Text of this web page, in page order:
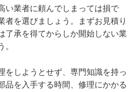
い業者に頼んでしまっては損で
者を選びましょう。まずお見積り
了承を得てからしか開始しない業
。
をしようとせず、専門知識を持っ
品を入手する時間、修理にかかる